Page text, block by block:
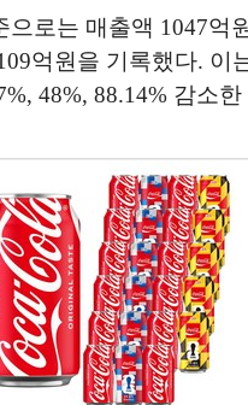
으로는 매출액 1047억
억원을 기록했다. 이
48%, 88.14% 감소